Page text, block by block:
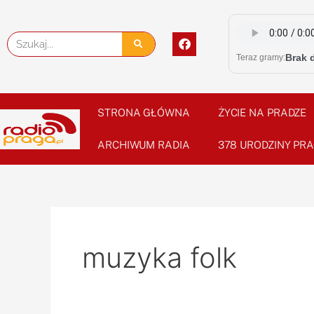
content
Szukaj
F
a
c
o
o
k
Teraz gramy:Brak
STRONA GŁÓWNA ŻYCIE NA PRADZE
ARCHIWUM RADIA 378 URODZINY
muzyka folk